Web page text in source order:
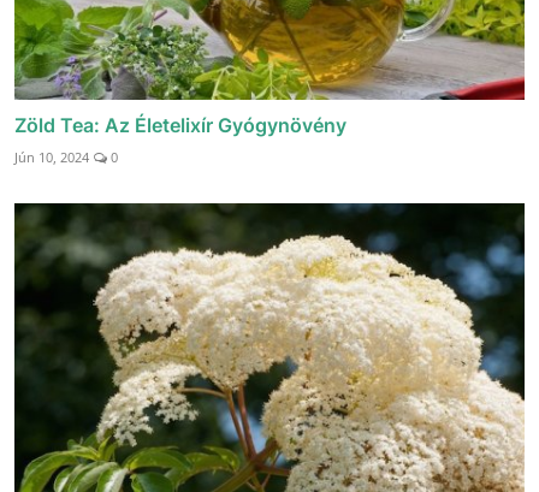
Zöld Tea: Az Életelixír Gyógynövény
Jún 10, 2024 0